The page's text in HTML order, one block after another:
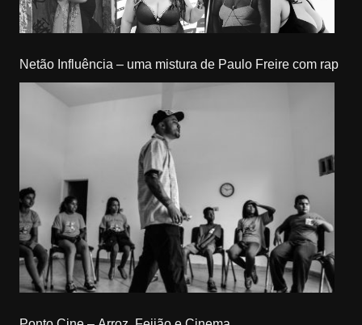
Netão Influência – uma mistura de Paulo Freire com rap